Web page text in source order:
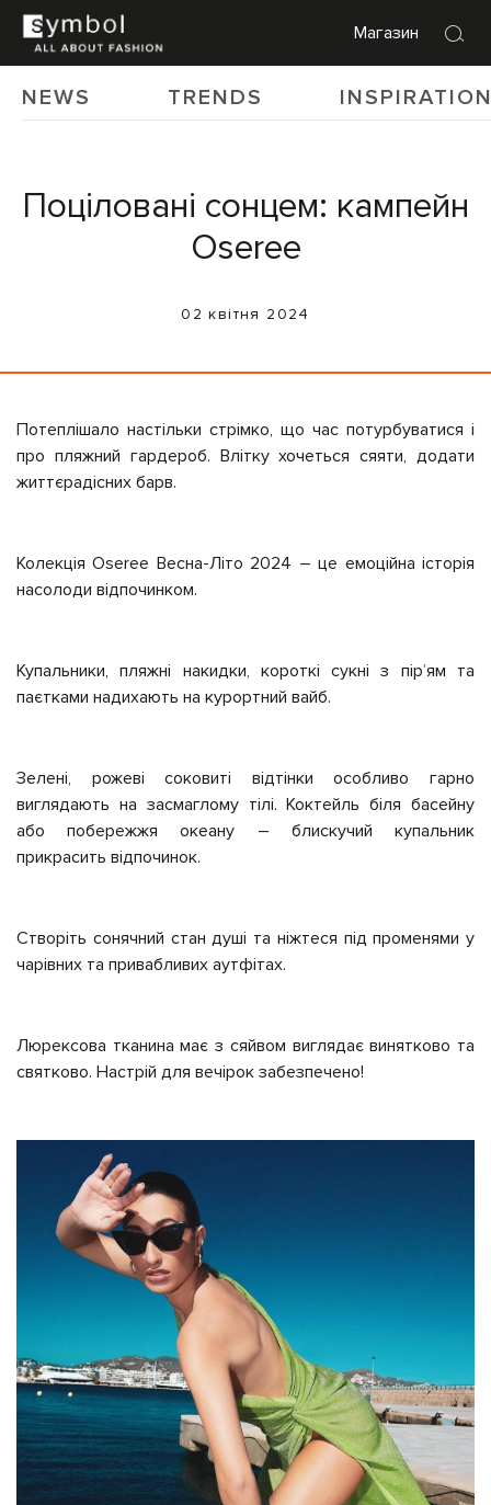
Магазин
NEWS TRENDS
Поціловані сонцем: кампейн
Oseree
02 квітня 2024
Потеплішало настільки стрімко, що час потурбуватися і
про пляжний гардероб. Влітку хочеться сяяти, додати
життєрадісних барв.
Колекція Oseree Весна-Літо 2024 – це емоційна історія
насолоди відпочинком.
Купальники, пляжні накидки, короткі сукні з пірʼям та
паєтками надихають на курортний вайб.
Зелені, рожеві соковиті відтінки особливо гарно
виглядають на засмаглому тілі. Коктейль біля басейну
або побережжя океану – блискучий купальник
прикрасить відпочинок.
Створіть сонячний стан душі та ніжтеся під променями у
чарівних та привабливих аутфітах.
Люрексова тканина має з сяйвом виглядає винятково та
святково. Настрій для вечірок забезпечено!